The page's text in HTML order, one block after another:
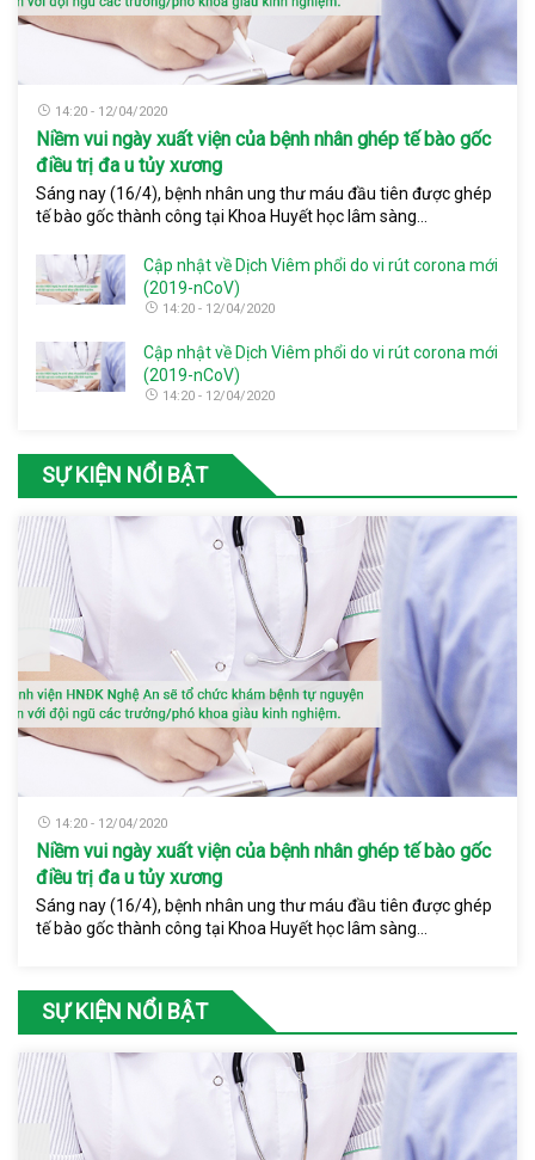
14:20 - 12/04/2020
Niềm vui ngày xuất viện của bệnh nhân ghép tế bào gốc
điều trị đa u tủy xương
Sáng nay (16/4), bệnh nhân ung thư máu đầu tiên được ghép
tế bào gốc thành công tại Khoa Huyết học lâm sàng...
Cập nhật về Dịch Viêm phổi do vi rút corona mới
(2019-nCoV)
14:20 - 12/04/2020
Cập nhật về Dịch Viêm phổi do vi rút corona mới
(2019-nCoV)
14:20 - 12/04/2020
SỰ KIỆN NỔI BẬT
14:20 - 12/04/2020
Niềm vui ngày xuất viện của bệnh nhân ghép tế bào gốc
điều trị đa u tủy xương
Sáng nay (16/4), bệnh nhân ung thư máu đầu tiên được ghép
tế bào gốc thành công tại Khoa Huyết học lâm sàng...
SỰ KIỆN NỔI BẬT